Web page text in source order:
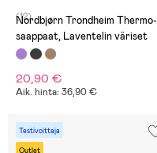
(12)
Nordbjørn Trondheim Thermo-
saappaat, Laventelin väriset
20,90 €
Aik. hinta: 36,90 €
Testivoittaja
Outlet